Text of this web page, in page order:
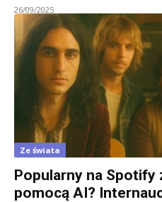
26/09/2025
Ze świata
Popularny na Spotify
pomocą AI?